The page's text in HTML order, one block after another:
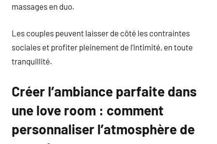
massages en duo.
Les couples peuvent laisser de côté les contraintes
sociales et profiter pleinement de l’intimité, en toute
tranquillité.
Créer l’ambiance parfaite dans
une love room : comment
personnaliser l’atmosphère de